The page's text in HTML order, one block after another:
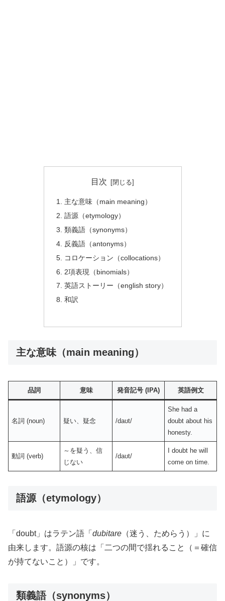
目次
主な意味（main meaning）
語源（etymology）
類義語（synonyms）
反義語（antonyms）
コロケーション（collocations）
2項表現（binomials）
英語ストーリー（english story）
和訳
主な意味（main meaning）
品詞 意味 発音記号 (IPA) 英語例文
名詞 (noun) 疑い、疑念 /daʊt/
She had a
doubt about his
honesty.
動詞 (verb)
～を疑う、信
じない
/daʊt/
I doubt he will
come on time.
語源（etymology）
「doubt」はラテン語「 dubitare （迷う、ためらう）」に
由来します。語源の核は「二つの間で揺れること（＝確信
が持てないこと）」です。
類義語（synonyms）